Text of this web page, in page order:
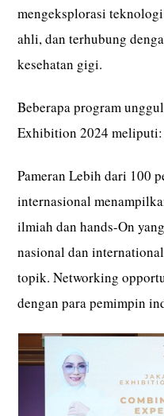
mengeksplorasi
ahli, dan terhubung
kesehatan gigi.
Beberapa program
Exhibition 2024 meliputi:
Pameran Lebih dari 100
internasional
ilmiah dan hands-On
nasional dan
topik. Networking
dengan para pemimpin